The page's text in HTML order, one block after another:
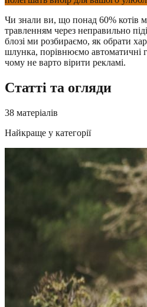
Чи знали ви, що понад 60% котів
травленням через неправильно
блозі ми розбираємо, як обрати
шлунка, порівнюємо автоматичні
чому не варто вірити рекламі.
Статті та огляди
38 матеріалів
Найкраще у категорії